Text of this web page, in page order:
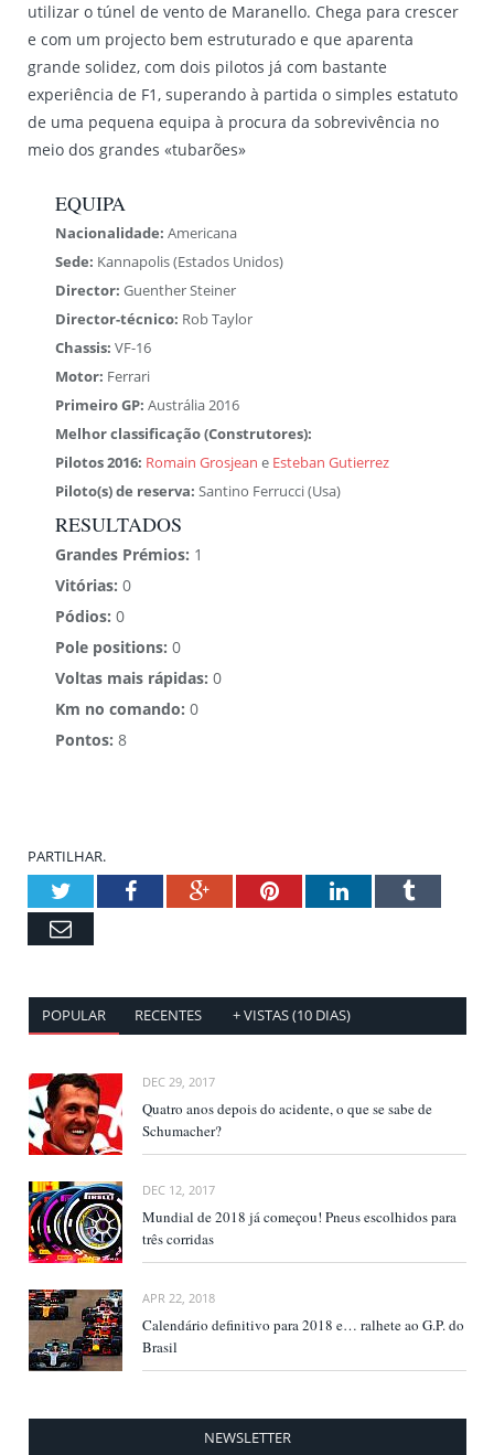
utilizar o túnel de vento de Maranello. Chega para crescer
e com um projecto bem estruturado e que aparenta
grande solidez, com dois pilotos já com bastante
experiência de F1, superando à partida o simples estatuto
de uma pequena equipa à procura da sobrevivência no
meio dos grandes «tubarões»
EQUIPA
Nacionalidade: Americana
Sede: Kannapolis (Estados Unidos)
Director: Guenther Steiner
Director-técnico: Rob Taylor
Chassis: VF-16
Motor: Ferrari
Primeiro GP: Austrália 2016
Melhor classificação (Construtores):
Pilotos 2016: Romain Grosjean e Esteban Gutierrez
Piloto(s) de reserva: Santino Ferrucci (Usa)
RESULTADOS
Grandes Prémios: 1
Vitórias: 0
Pódios: 0
Pole positions: 0
Voltas mais rápidas: 0
Km no comando: 0
Pontos: 8
PARTILHAR.
TwitterFacebookGoogle+PinterestLinkedInTumblr
Email
POPULAR RECENTES + VISTAS (10 DIAS)
DEC 29, 2017
Quatro anos depois do acidente, o que se sabe de
Schumacher?
DEC 12, 2017
Mundial de 2018 já começou! Pneus escolhidos para
três corridas
APR 22, 2018
Calendário definitivo para 2018 e… ralhete ao G.P. do
Brasil
NEWSLETTER